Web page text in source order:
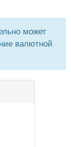
может
валютной